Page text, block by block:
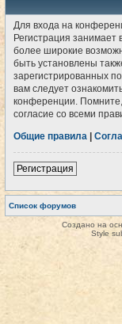
Для входа на
Регистрация занимает
более широкие
быть установлены
зарегистрированных
вам следует
конференции.
согласие со всеми
Общие правила
Регистрация
Список форумов
Создано на
Style